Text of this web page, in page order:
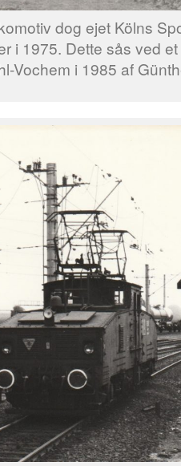
dog ejet Kölns
i 1975. Dette sås ved
Vochem i 1985 af